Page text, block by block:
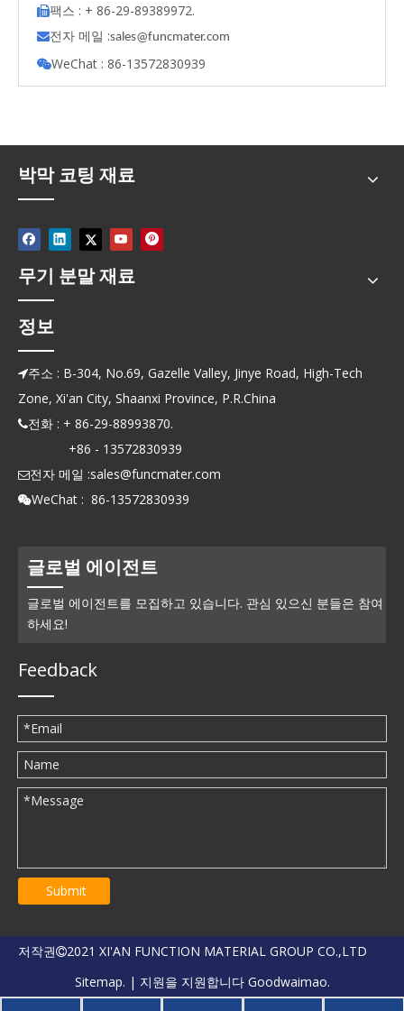
팩스 : + 86-29-89389972.
전자 메일 :sales@funcmater.com
WeChat : 86-13572830939
박막 코팅 재료
무기 분말 재료
정보
주소 : B-304, No.69, Gazelle Valley, Jinye Road, High-Tech
Zone, Xi'an City, Shaanxi Province, P.R.China
전화 : + 86-29-88993870.
+86 - 13572830939
전자 메일 :sales@funcmater.com
WeChat : 86-13572830939
글로벌 에이전트
글로벌 에이전트를 모집하고 있습니다. 관심 있으신 분들은 참여
하세요!
Feedback
Submit
저작권2021 XI'AN FUNCTION MATERIAL GROUP CO.,LTD
Sitemap. | 지원을 지원합니다 Goodwaimao.